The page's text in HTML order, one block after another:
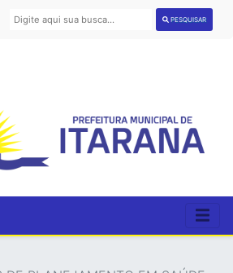
PESQUISAR